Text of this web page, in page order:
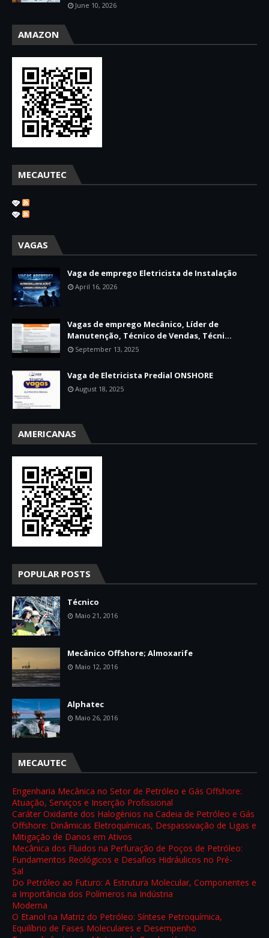
June 10, 2026
AMAZON
MECAUTEC
VAGAS
Vaga de emprego Eletricista de Instalação
April 16, 2026
Vagas de emprego Mecânico, Líder de
Manutenção, Técnico de Vendas, Técni...
September 13, 2025
Vaga de Eletricista Predial ONSHORE
August 18, 2025
AMERICANAS
POPULAR POSTS
Técnico
Maio 21, 2016
Mecânico Offshore; Almoxarife
Maio 12, 2016
Alphatec
Maio 26, 2016
MECAUTEC
Engenharia Mecânica no Setor de Petróleo e Gás Offshore:
Atuação, Serviços e Inserção Profissional
Caráter Oxidante dos Halogénios na Cadeia de Petróleo e Gás
Offshore: Dinâmicas Eletroquímicas, Despassivação de Ligas e
Mitigação de Danos em Ativos
Mecânica dos Fluidos na Perfuração de Poços de Petróleo:
Fundamentos Reológicos e Desafios Hidráulicos no Pré-
Sal
Do Petróleo ao Futuro: A Estrutura Molecular, Componentes e
a Importância dos Polímeros na Indústria
Moderna
O Etanol na Matriz do Petróleo: Síntese Petroquímica,
Equilíbrio de Fases Moleculares e Desempenho